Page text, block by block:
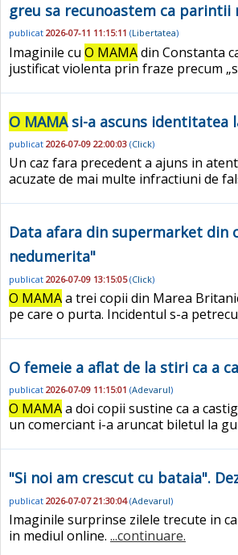
greu sa recunoastem ca parintii
publicat 2026-07-11 11:15:11 (Libertatea)
Imaginile cu O MAMAdin Constanta
justificat violenta prin fraze precum
O MAMAsi-a ascuns identitatea
publicat 2026-07-09 22:00:03 (Click)
Un caz fara precedent a ajuns in
acuzate de mai multe infractiuni de
Data afara din supermarket din
nedumerita"
publicat 2026-07-09 13:15:05(Click)
O MAMAa trei copii din Marea
pe care o purta. Incidentul s-a
O femeie a aflat de la stiri ca a
publicat 2026-07-09 11:15:01 (Adevarul)
O MAMAa doi copii sustine ca a
un comerciant i-a aruncat biletul la
"Si noi am crescut cu bataia".
publicat 2026-07-07 21:30:04(Adevarul)
Imaginile surprinse zilele trecute in
in mediul online. ...continuare.